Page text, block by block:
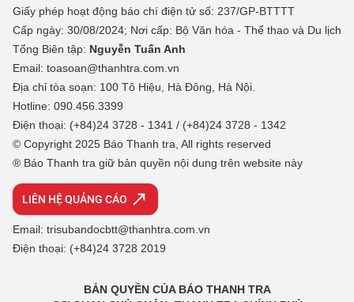
Giấy phép hoạt động báo chí điện tử số: 237/GP-BTTTT
Cấp ngày: 30/08/2024; Nơi cấp: Bộ Văn hóa - Thể thao và Du lịch
Tổng Biên tập: Nguyễn Tuấn Anh
Email: toasoan@thanhtra.com.vn
Địa chỉ tòa soạn: 100 Tô Hiệu, Hà Đông, Hà Nội.
Hotline: 090.456.3399
Điện thoại: (+84)24 3728 - 1341 / (+84)24 3728 - 1342
© Copyright 2025 Báo Thanh tra, All rights reserved
® Báo Thanh tra giữ bản quyền nội dung trên website này
LIÊN HỆ QUẢNG CÁO
Email: trisubandocbtt@thanhtra.com.vn
Điện thoại: (+84)24 3728 2019
BẢN QUYỀN CỦA BÁO THANH TRA